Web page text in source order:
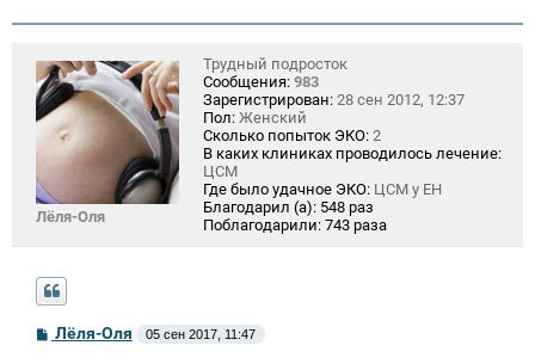
Лёля-Оля
Трудный подросток
Сообщения: 983
Зарегистрирован: 28 сен 2012, 12:37
Пол: Женский
Сколько попыток ЭКО: 2
В каких клиниках проводилось лечение:
ЦСМ
Где было удачное ЭКО: ЦСМ у ЕН
Благодарил (а): 548 раз
Поблагодарили: 743 раза
С
о
Лёля-Оля 05 сен 2017, 11:47